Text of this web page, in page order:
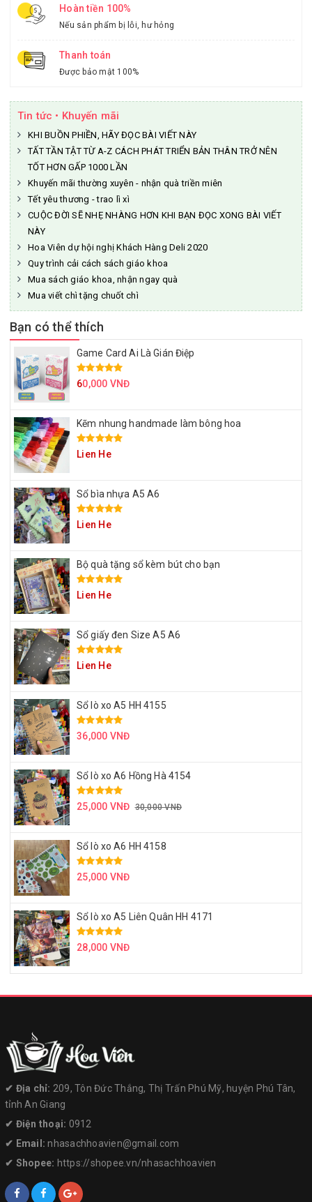
Hoàn tiền 100%
Nếu sản phẩm bị lỗi, hư hỏng
Thanh toán
Được bảo mật 100%
Tin tức • Khuyến mãi
KHI BUỒN PHIỀN, HÃY ĐỌC BÀI VIẾT NÀY
TẤT TẦN TẬT TỪ A-Z CÁCH PHÁT TRIỂN BẢN THÂN TRỞ NÊN
TỐT HƠN GẤP 1000 LẦN
Khuyến mãi thường xuyên - nhận quà triền miên
Tết yêu thương - trao lì xì
CUỘC ĐỜI SẼ NHẸ NHÀNG HƠN KHI BẠN ĐỌC XONG BÀI VIẾT
NÀY
Hoa Viên dự hội nghị Khách Hàng Deli 2020
Quy trình cải cách sách giáo khoa
Mua sách giáo khoa, nhận ngay quà
Mua viết chì tặng chuốt chì
Bạn có thể thích
Game Card Ai Là Gián Điệp
60,000 VNĐ
Kẽm nhung handmade làm bông hoa
Lien He
Sổ bìa nhựa A5 A6
Lien He
Bộ quà tặng sổ kèm bút cho bạn
Lien He
Sổ giấy đen Size A5 A6
Lien He
Sổ lò xo A5 HH 4155
36,000 VNĐ
Sổ lò xo A6 Hồng Hà 4154
25,000 VNĐ 30,000 VNĐ
Sổ lò xo A6 HH 4158
25,000 VNĐ
Sổ lò xo A5 Liên Quân HH 4171
28,000 VNĐ
✔︎ Địa chỉ: 209, Tôn Đức Thắng, Thị Trấn Phú Mỹ, huyện Phú Tân,
tỉnh An Giang
✔︎ Điện thoại: 0912
✔︎ Email:nhasachhoavien@gmail.com
✔︎ Shopee: https://shopee.vn/nhasachhoavien